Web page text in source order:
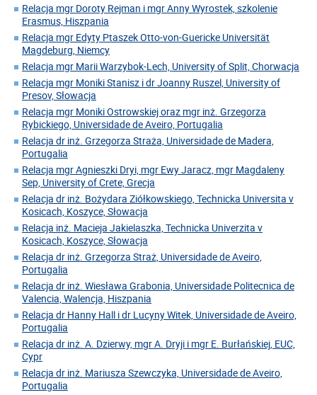
Relacja mgr Doroty Rejman i mgr Anny Wyrostek, szkolenie
Erasmus, Hiszpania
Relacja mgr Edyty Ptaszek Otto-von-Guericke Universität
Magdeburg, Niemcy
Relacja mgr Marii Warzybok-Lech, University of Split, Chorwacja
Relacja mgr Moniki Stanisz i dr Joanny Ruszel, University of
Presov, Słowacja
Relacja mgr Moniki Ostrowskiej oraz mgr inż. Grzegorza
Rybickiego, Universidade de Aveiro, Portugalia
Relacja dr inż. Grzegorza Straża, Universidade de Madera,
Portugalia
Relacja mgr Agnieszki Dryi, mgr Ewy Jaracz, mgr Magdaleny
Sep, University of Crete, Grecja
Relacja dr inż. Bożydara Ziółkowskiego, Technicka Universita v
Kosicach, Koszyce, Słowacja
Relacja inż. Macieja Jakielaszka, Technicka Univerzita v
Kosicach, Koszyce, Słowacja
Relacja dr inż. Grzegorza Straż, Universidade de Aveiro,
Portugalia
Relacja dr inż. Wiesława Grabonia, Universidade Politecnica de
Valencia, Walencja, Hiszpania
Relacja dr Hanny Hall i dr Lucyny Witek, Universidade de Aveiro,
Portugalia
Relacja dr inż. A. Dzierwy, mgr A. Dryji i mgr E. Burłańskiej, EUC,
Cypr
Relacja dr inż. Mariusza Szewczyka, Universidade de Aveiro,
Portugalia